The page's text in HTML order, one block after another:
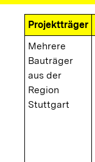
Projektträger
Mehrere
Bauträger
aus der
Region
Stuttgart